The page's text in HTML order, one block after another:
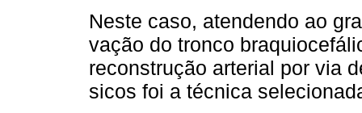
Neste caso, atendendo ao
vação do tronco
reconstrução arterial por via
sicos foi a técnica